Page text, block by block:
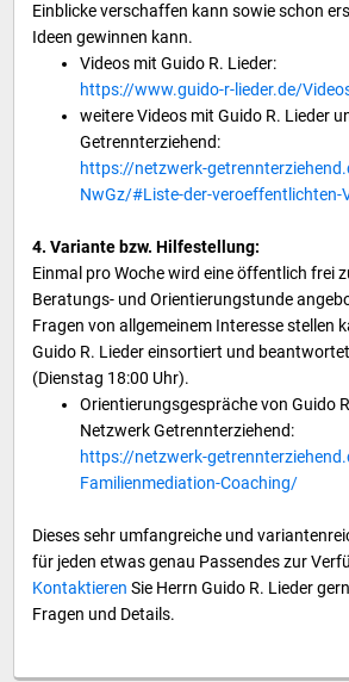
Einblicke verschaffen kann sowie schon
Ideen gewinnen kann.
Videos mit Guido R. Lieder:
https://www.guido-r-lieder.de/
weitere Videos mit Guido R. Lieder
Getrennterziehend:
https://netzwerk-
NwGz/#Liste-der-veroeffentlichten-
4. Variante bzw. Hilfestellung:
Einmal pro Woche wird eine öffentlich frei
Beratungs- und Orientierungstunde
Fragen von allgemeinem Interesse stellen
Guido R. Lieder einsortiert und
(Dienstag 18:00 Uhr).
Orientierungsgespräche von Guido
Netzwerk Getrennterziehend:
https://netzwerk-
Familienmediation-Coaching/
Dieses sehr umfangreiche und
für jeden etwas genau Passendes zur
Kontaktieren Sie Herrn Guido R. Lieder
Fragen und Details.